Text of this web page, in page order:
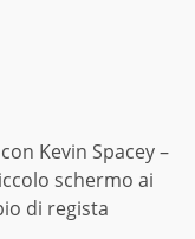
con Kevin Spacey –
schermo ai
di regista